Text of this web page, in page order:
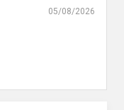
05/08/2026